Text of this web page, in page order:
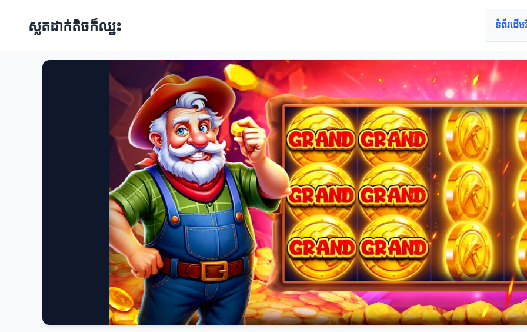
ស្លតដាក់តិចក៏ឈ្នះ ទំព័រដើម